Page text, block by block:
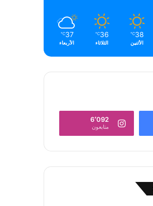
38
℃
الأثنين
36
℃
الثلاثاء
37
℃
الأربعاء
6٬092
متابعون